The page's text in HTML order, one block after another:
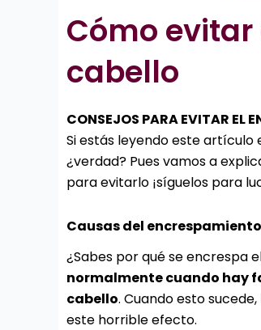
Cómo
cabello
CONSEJOS PARA EVITAR EL
Si estás leyendo este artículo
¿verdad? Pues vamos a
para evitarlo ¡síguelos para
Causas del
¿Sabes por qué se encrespa
normalmente cuando hay
cabello. Cuando esto sucede,
este horrible efecto.